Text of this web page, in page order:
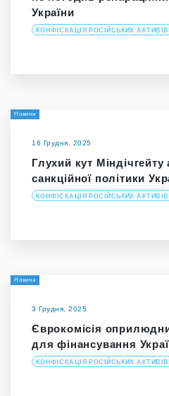
України
КОНФІСКАЦІЯ РОСІЙСЬКИХ АКТИВІВ
Новини
16 Грудня, 2025
Глухий кут
санкційної політики
КОНФІСКАЦІЯ РОСІЙСЬКИХ АКТИВІВ
Новина
3 Грудня, 2025
Єврокомісія
для фінансування
КОНФІСКАЦІЯ РОСІЙСЬКИХ АКТИВІВ